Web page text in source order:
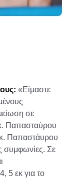
«Είμαστε
σε
Παπασταύρου
Παπαστάυρου
συμφωνίες. Σε
5 εκ για το